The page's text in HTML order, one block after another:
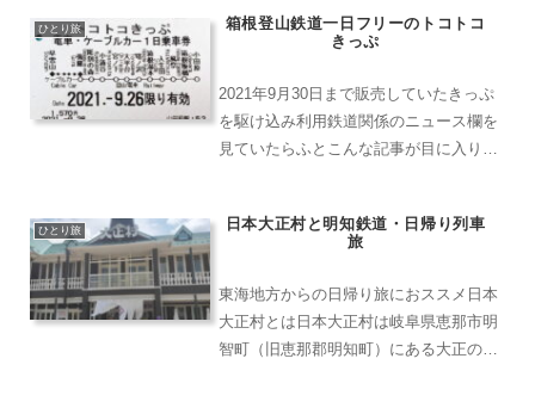
して少々早めにホテルを出て、いつもは
ひとり旅
箱根登山鉄道一日フリーのトコトコ
きっぷ
2021年9月30日まで販売していたきっぷ
を駆け込み利用鉄道関係のニュース欄を
見ていたらふとこんな記事が目に入りま
要件で静岡県東部方面に行くことにして
ひとり旅
日本大正村と明知鉄道・日帰り列車
旅
東海地方からの日帰り旅におススメ日本
大正村とは日本大正村は岐阜県恵那市明
智町（旧恵那郡明知町）にある大正の頃